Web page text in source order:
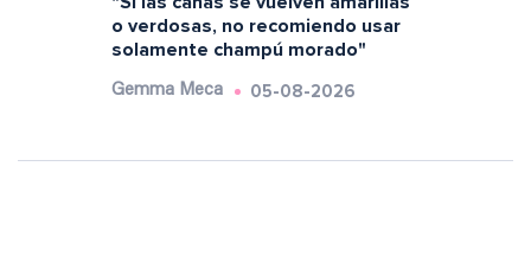
o verdosas, no recomiendo usar
solamente champú morado"
Gemma Meca 05-08-2026